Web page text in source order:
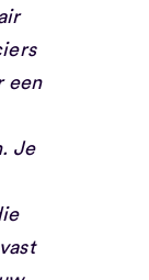
een
Je